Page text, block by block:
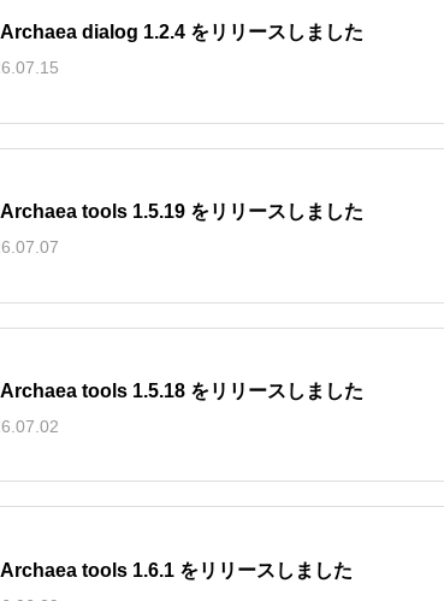
dialog 1.2.4 をリリースしました
tools 1.5.19 をリリースしました
tools 1.5.18 をリリースしました
tools 1.6.1 をリリースしました